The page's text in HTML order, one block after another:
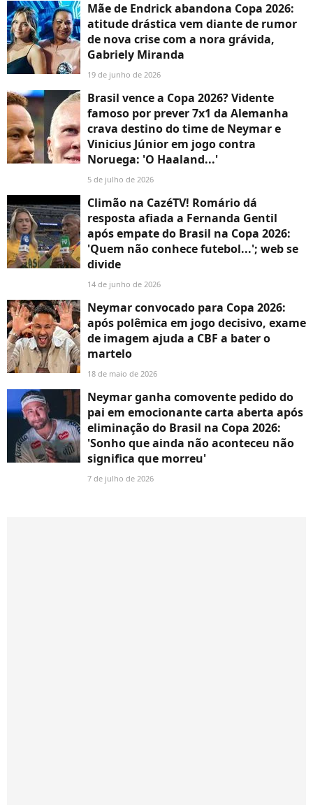
Mãe de Endrick abandona Copa 2026:
atitude drástica vem diante de rumor
de nova crise com a nora grávida,
Gabriely Miranda
19 de junho de 2026
Brasil vence a Copa 2026? Vidente
famoso por prever 7x1 da Alemanha
crava destino do time de Neymar e
Vinicius Júnior em jogo contra
Noruega: 'O Haaland...'
5 de julho de 2026
Climão na CazéTV! Romário dá
resposta afiada a Fernanda Gentil
após empate do Brasil na Copa 2026:
'Quem não conhece futebol...'; web se
divide
14 de junho de 2026
Neymar convocado para Copa 2026:
após polêmica em jogo decisivo, exame
de imagem ajuda a CBF a bater o
martelo
18 de maio de 2026
Neymar ganha comovente pedido do
pai em emocionante carta aberta após
eliminação do Brasil na Copa 2026:
'Sonho que ainda não aconteceu não
significa que morreu'
7 de julho de 2026